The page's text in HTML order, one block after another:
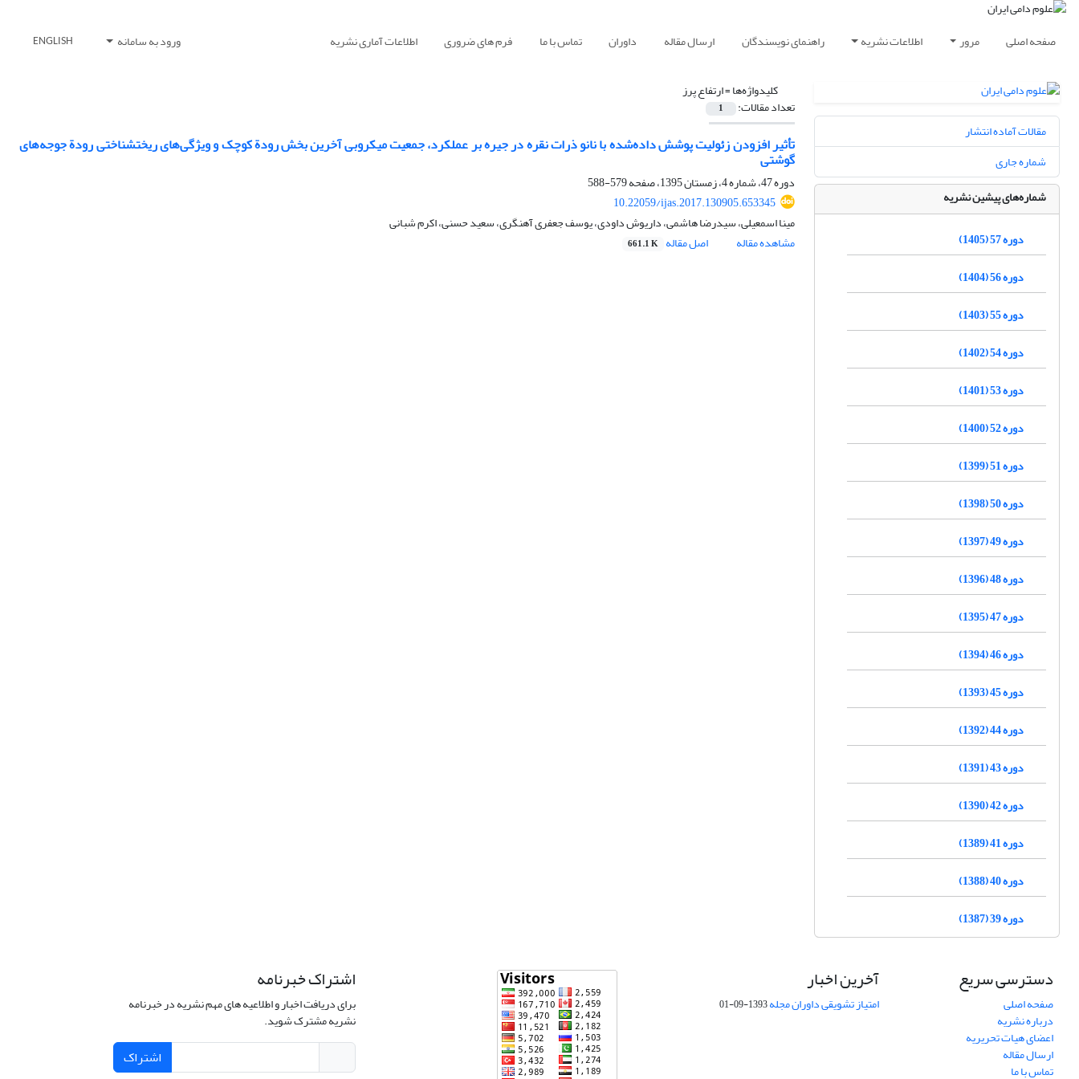
صفحه اصلی مرور اطلاعات نشریه راهنمای نویسندگان ارسال مقاله داوران تماس با ما فرم های ضروری اطلاعات آماری نشریه ورود به سامانه ENGLISH
کلیدواژه‌ها =ارتفاع پرز
تعداد مقالات: 1
تأثیر افزودن زئولیت پوشش داده‌شده با نانو ذرات نقره در جیره بر عملکرد، جمعیت میکروبی آخرین بخش رودة کوچک و ویژگی‌های ریختشناختی رودة جوجه‌های
گوشتی
دوره 47، شماره 4، زمستان 1395، صفحه
579-588
10.22059/ijas.2017.130905.653345
مینا اسمعیلی، سیدرضا هاشمی، داریوش داودی، یوسف جعفری آهنگری، سعید حسنی، اکرم شبانی
مشاهده مقاله
اصل مقاله 661.1 K
مقالات آماده انتشار
شماره جاری
شماره‌های پیشین نشریه
دوره 57 (1405)
دوره 56 (1404)
دوره 55 (1403)
دوره 54 (1402)
دوره 53 (1401)
دوره 52 (1400)
دوره 51 (1399)
دوره 50 (1398)
دوره 49 (1397)
دوره 48 (1396)
دوره 47 (1395)
دوره 46 (1394)
دوره 45 (1393)
دوره 44 (1392)
دوره 43 (1391)
دوره 42 (1390)
دوره 41 (1389)
دوره 40 (1388)
دوره 39 (1387)
دسترسی سریع
صفحه اصلی
درباره نشریه
اعضای هیات تحریریه
ارسال مقاله
تماس با ما
آخرین اخبار
امتیاز تشویقی داوران مجله1393-09-01
اشتراک خبرنامه
برای دریافت اخبار و اطلاعیه های مهم نشریه در خبرنامه
نشریه مشترک شوید.
اشتراک